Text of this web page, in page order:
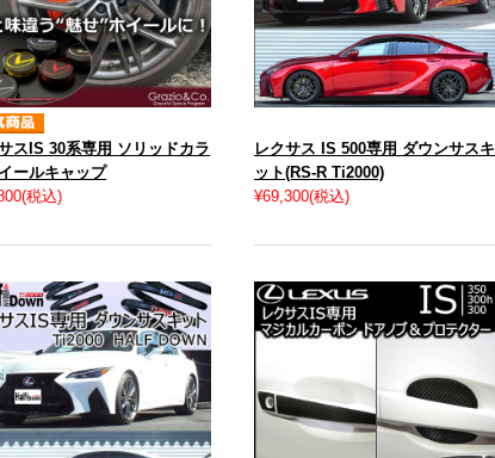
スIS 30系専用 ソリッドカラ
ールキャップ
(税込)
レクサス IS 500専用 ダウンサスキ
ット(RS-R Ti2000)
¥69,300(税込)